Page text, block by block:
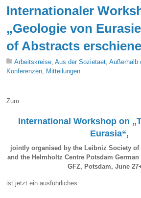
Internationaler
„Geologie von
of Abstracts
Arbeitskreise,Aus der Sozietaet,Außerhalb
Konferenzen, Mitteilungen
Zum
International Workshop on
Eurasia“,
jointly organised by the Leibniz Society of
and the Helmholtz Centre Potsdam
GFZ, Potsdam, June
ist jetzt ein ausführliches